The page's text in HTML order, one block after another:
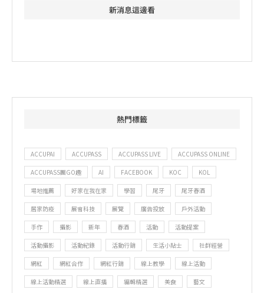
新消息這邊看
熱門標籤
ACCUPAI ACCUPASS ACCUPASS LIVE ACCUPASS ONLINE
ACCUPASS團GO趣 AI FACEBOOK KOC KOL
場地推薦 好家在我在家 學習 尾牙 尾牙春酒
居家防疫 展會科技 展覽 廣告投放 戶外活動
手作 攝影 新年 春酒 活動 活動提案
活動攝影 活動紀錄 活動行銷 生活小貼士 社群經營
網紅 網紅合作 網紅行銷 線上教學 線上活動
線上活動精選 線上直播 編輯精選 美食 藝文